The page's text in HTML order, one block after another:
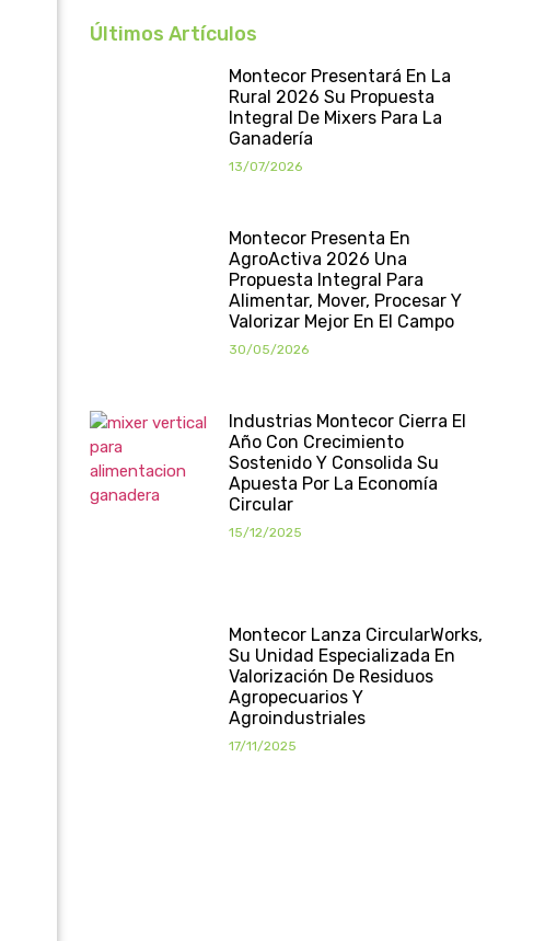
Últimos Artículos
Montecor Presentará En La
Rural 2026 Su Propuesta
Integral De Mixers Para La
Ganadería
13/07/2026
Montecor Presenta En
AgroActiva 2026 Una
Propuesta Integral Para
Alimentar, Mover, Procesar Y
Valorizar Mejor En El Campo
30/05/2026
Industrias Montecor Cierra El
Año Con Crecimiento
Sostenido Y Consolida Su
Apuesta Por La Economía
Circular
15/12/2025
Montecor Lanza CircularWorks,
Su Unidad Especializada En
Valorización De Residuos
Agropecuarios Y
Agroindustriales
17/11/2025